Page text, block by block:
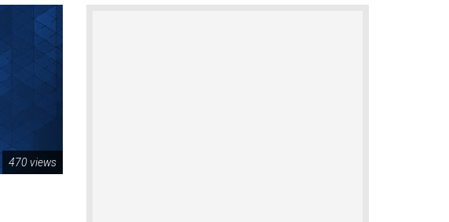
470 views